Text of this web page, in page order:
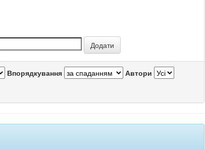
Впорядкування Автори